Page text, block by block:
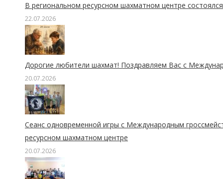
В региональном ресурсном шахматном центре
22.07.2026
Дорогие любители шахмат! Поздравляем Вас с
20.07.2026
Сеанс одновременной игры с Международным
ресурсном шахматном центре
20.07.2026